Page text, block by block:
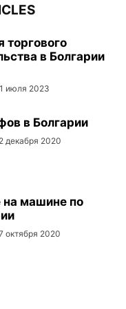
торгового
в Болгарии
июля 2023
в Болгарии
декабря 2020
на машине по
октября 2020